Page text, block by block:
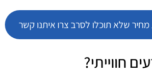
שלא תוכלו לסרב צרו איתנו קשר
חווייתי?